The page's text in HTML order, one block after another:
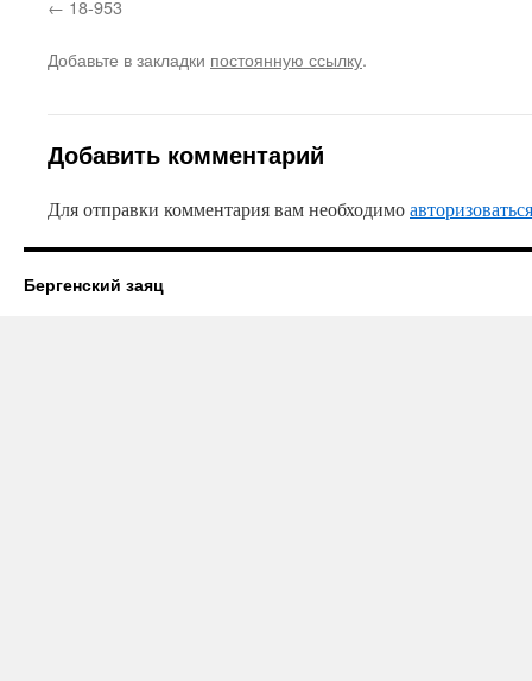
18-953
Добавьте в закладки постоянную ссылку.
Добавить комментарий
Для отправки комментария вам необходимоавторизоваться
Бергенский заяц